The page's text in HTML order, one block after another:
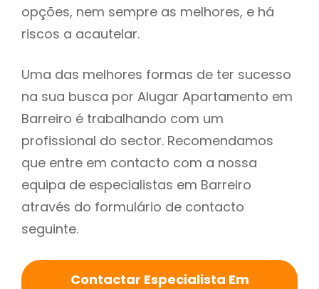
opções, nem sempre as melhores, e há
riscos a acautelar.
Uma das melhores formas de ter sucesso
na sua busca por Alugar Apartamento em
Barreiro é trabalhando com um
profissional do sector. Recomendamos
que entre em contacto com a nossa
equipa de especialistas em Barreiro
através do formulário de contacto
seguinte.
Contactar Especialista Em